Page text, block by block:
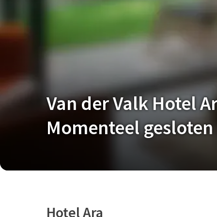
Van der Valk Hotel
Momenteel gesloten
Hotel Ara